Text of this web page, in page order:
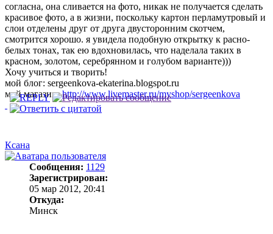
согласна, она сливается на фото, никак не получается сделать
красивое фото, а в жизни, поскольку картон перламутровый и
слои отделены друг от друга двусторонним скотчем,
смотрится хорошо. я увидела подобную открытку к расно-
белых тонах, так ею вдохновилась, что наделала таких в
красном, золотом, серебрянном и голубом варианте)))
Хочу учиться и творить!
мой блог: sergeenkova-ekaterina.blogspot.ru
мой магазин:http://www.livemaster.ru/myshop/sergeenkova
Ксана
Сообщения: 1129
Зарегистрирован:
05 мар 2012, 20:41
Откуда:
Минск